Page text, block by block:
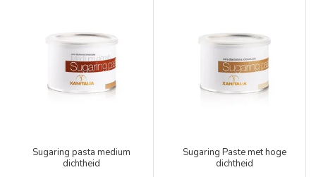
Sugaring pasta medium
dichtheid
Sugaring Paste met hoge
dichtheid